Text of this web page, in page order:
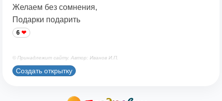
Желаем без сомнения,
Подарки подарить
6
© Принадлежит сайту. Автор: Иванов И.П.
Создать открытку